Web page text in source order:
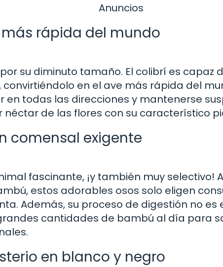
Anuncios
más rápida del mundo
su diminuto tamaño. El colibrí es capaz
en el ave más rápida del
todas las direcciones y mantenerse
néctar de las flores con su característico
comensal exigente
fascinante, ¡y también muy selectivo!
estos adorables osos solo eligen
Además, su proceso de digestión no es
cantidades de bambú al día para
en blanco y negro